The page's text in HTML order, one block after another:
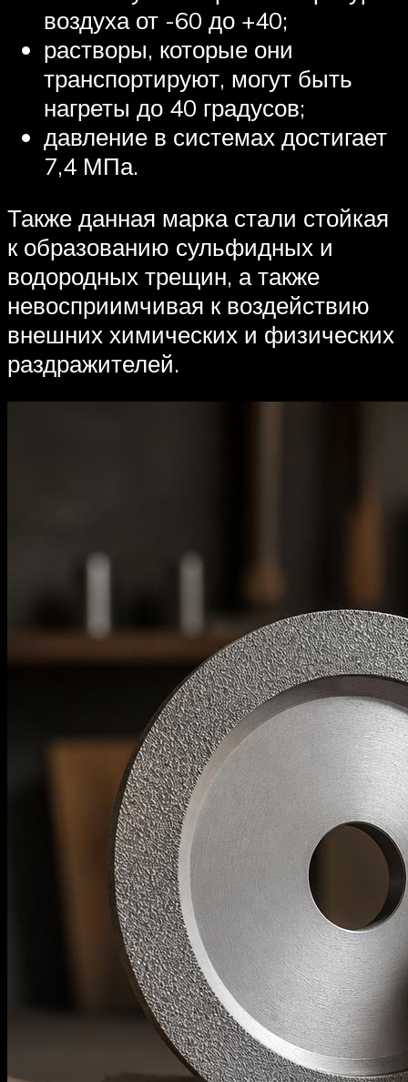
воздуха от -60 до +40;
растворы, которые они
транспортируют, могут быть
нагреты до 40 градусов;
давление в системах достигает
7,4 МПа.
Также данная марка стали стойкая
к образованию сульфидных и
водородных трещин, а также
невосприимчивая к воздействию
внешних химических и физических
раздражителей.